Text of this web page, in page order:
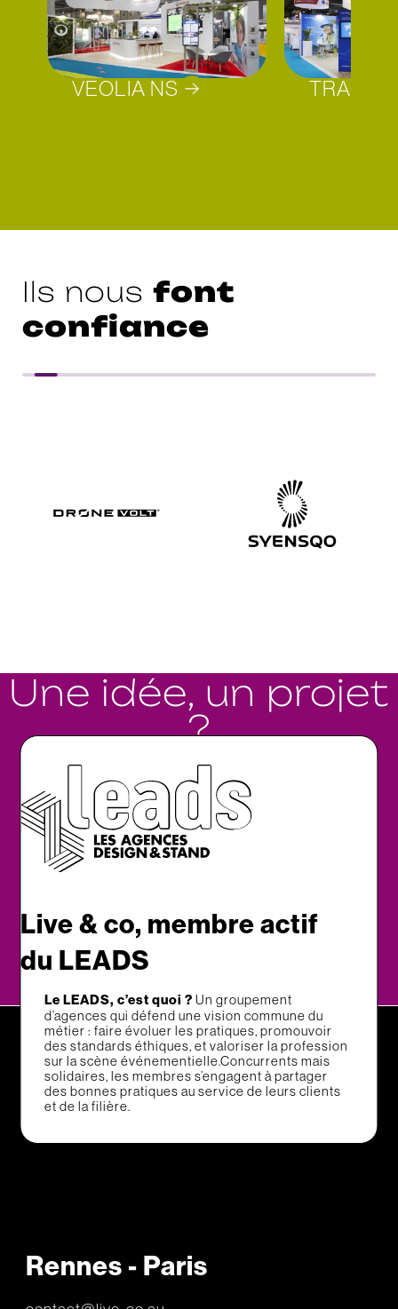
VEOLIA NS
Ils nous font
confiance
Une idée, un projet
?
Parlons-en.
Live & co, membre actif
du LEADS
Le LEADS, c’est quoi ?Un groupement
d’agences qui défend une vision commune du
métier : faire évoluer les pratiques, promouvoir
des standards éthiques, et valoriser la profession
sur la scène événementielle.Concurrents mais
solidaires, les membres s’engagent à partager
des bonnes pratiques au service de leurs clients
et de la filière.
Rennes - Paris